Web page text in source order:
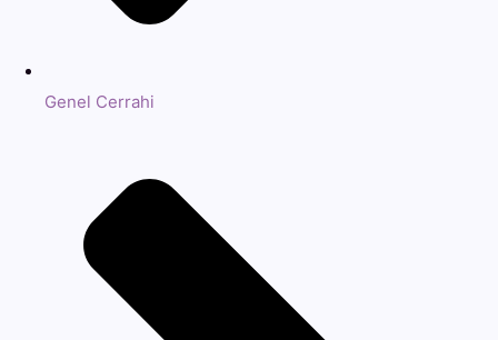
Genel Cerrahi